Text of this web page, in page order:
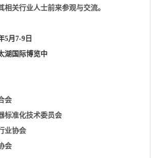
相关行业人士前来参观与交流。
5月7-9 日
湖国际博览中
会
标准化技术委员会
业协会
会